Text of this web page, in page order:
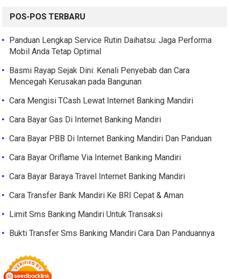
POS-POS TERBARU
Panduan Lengkap Service Rutin Daihatsu: Jaga Performa
Mobil Anda Tetap Optimal
Basmi Rayap Sejak Dini: Kenali Penyebab dan Cara
Mencegah Kerusakan pada Bangunan
Cara Mengisi TCash Lewat Internet Banking Mandiri
Cara Bayar Gas Di Internet Banking Mandiri
Cara Bayar PBB Di Internet Banking Mandiri Dan Panduan
Cara Bayar Oriflame Via Internet Banking Mandiri
Cara Bayar Baraya Travel Internet Banking Mandiri
Cara Transfer Bank Mandiri Ke BRI Cepat & Aman
Limit Sms Banking Mandiri Untuk Transaksi
Bukti Transfer Sms Banking Mandiri Cara Dan Panduannya